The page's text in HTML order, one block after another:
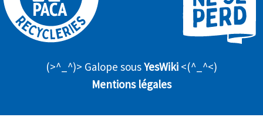
(>^_^)> Galope sousYesWiki <(^_^<)
Mentions légales